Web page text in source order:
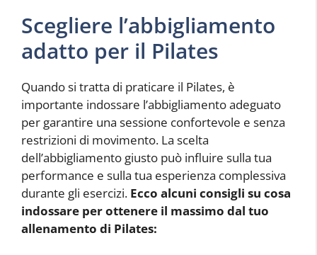
Scegliere l’abbigliamento
adatto per il Pilates
Quando si tratta di praticare il Pilates, è
importante indossare l’abbigliamento adeguato
per garantire una sessione confortevole e senza
restrizioni di movimento. La scelta
dell’abbigliamento giusto può influire sulla tua
performance e sulla tua esperienza complessiva
durante gli esercizi. Ecco alcuni consigli su cosa
indossare per ottenere il massimo dal tuo
allenamento di Pilates: